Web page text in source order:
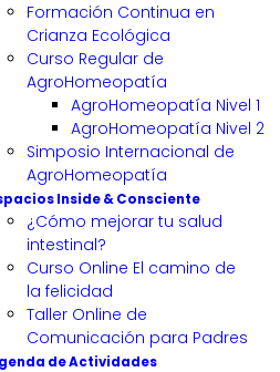
Formación Continua en
Crianza Ecológica
Curso Regular de
AgroHomeopatía
AgroHomeopatía Nivel 1
AgroHomeopatía Nivel 2
Simposio Internacional de
AgroHomeopatía
Inside & Consciente
¿Cómo mejorar tu salud
intestinal?
Curso Online El camino de
la felicidad
Taller Online de
Comunicación para Padres
de Actividades